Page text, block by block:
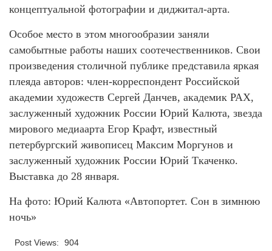
концептуальной фотографии и диджитал-арта.
Особое место в этом многообразии заняли
самобытные работы наших соотечественников. Свои
произведения столичной публике представила яркая
плеяда авторов: член-корреспондент Российской
академии художеств Сергей Данчев, академик РАХ,
заслуженный художник России Юрий Калюта, звезда
мирового медиаарта Егор Крафт, известный
петербургский живописец Максим Моргунов и
заслуженный художник России Юрий Ткаченко.
Выставка до 28 января.
На фото: Юрий Калюта «Автопортет. Сон в зимнюю
ночь»
Post Views: 904